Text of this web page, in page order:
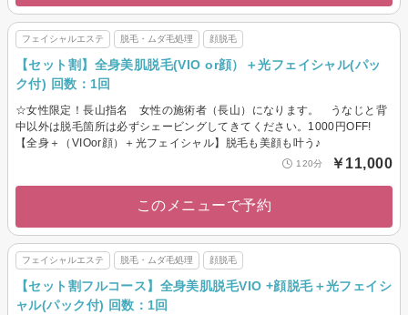
フェイシャルエステ 脱毛・ムダ毛処理 顔脱毛
【セット割】全身美肌脱毛(VIO or顔）＋光フェイシャル(パッ
ク付) 回数：1回
☆女性限定！長山指名 女性の施術者（長山）になります。 うなじと背
中以外は脱毛箇所は必ずシェービングしてきてください。1000円OFF!
【全身＋（VIOor顔）＋光フェイシャル】脱毛も美顔も叶う♪
120分 ￥11,000
このメニューで予約
フェイシャルエステ 脱毛・ムダ毛処理 顔脱毛
【セット割フルコース】全身美肌脱毛VIO +顔脱毛＋光フェイシ
ャル(パック付) 回数：1回